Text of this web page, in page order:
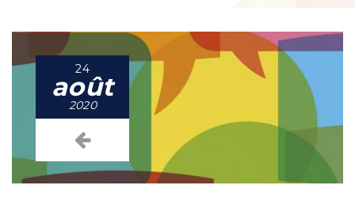
24
août
2020